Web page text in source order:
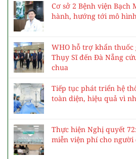
Cơ sở 2 Bệnh viện Bạch
hành, hướng tới mô
WHO hỗ trợ khẩn
Thụy Sĩ đến Đà Nẵng
chua
Tiếp tục phát triển hệ
toàn diện, hiệu quả vì
Thực hiện Nghị quyết
miễn viện phí cho người